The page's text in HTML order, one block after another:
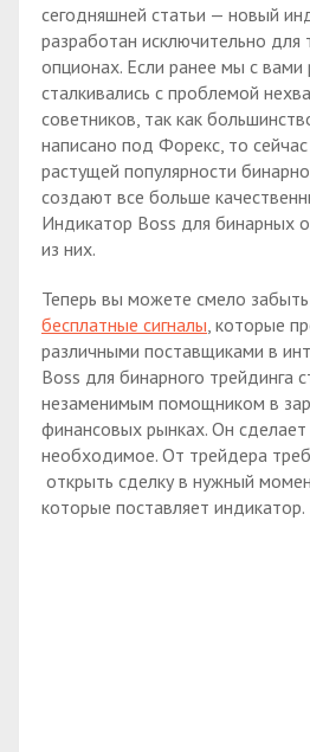
сегодняшней статьи — новый
разработан исключительно для
опционах. Если ранее мы с вами
сталкивались с проблемой
советников, так как
написано под Форекс, то
растущей популярности
создают все больше
Индикатор Boss для бинарных
из них.
Теперь вы можете смело
бесплатные сигналы, которые
различными поставщиками в
Boss для бинарного трейдинга
незаменимым помощником в
финансовых рынках. Он сделает
необходимое. От трейдера
открыть сделку в нужный
которые поставляет индикатор.